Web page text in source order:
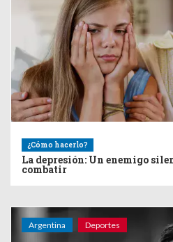
¿Cómo hacerlo?
La depresión: Un enemigo
combatir
Argentina Deportes